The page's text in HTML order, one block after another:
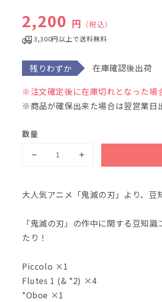
通常価格
2,200 円 （税込）
3,300円以上で送料無料
残りわずか
在庫確認後出荷
※注文確定後に在庫切れとなった場
※商品が確保出来た場合は翌営業日
数量
Ｊ
Ｐ
Ｏ
譜
大
正
吹
Ｊ
Ｐ
大
大人気アニメ「鬼滅の刃」より、豆
「鬼滅の刃」の作中に関する豆知
たり！
Piccolo ×1
Flutes 1 (& *2) ×4
*Oboe ×1